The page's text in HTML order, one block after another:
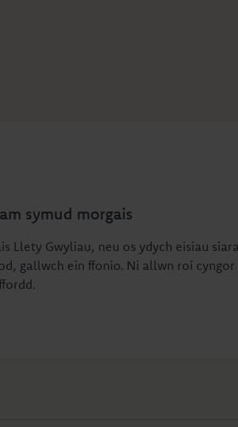
symud morgais
Llety Gwyliau, neu os ydych eisiau
gallwch ein ffonio. Ni allwn roi